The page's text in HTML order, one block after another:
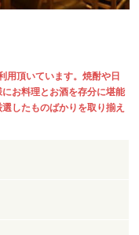
用頂いています。焼酎や日
お料理とお酒を存分に堪能
したものばかりを取り揃え